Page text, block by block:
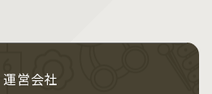
運営会社